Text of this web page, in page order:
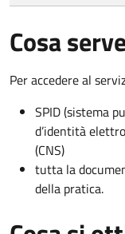
Cosa
Per accedere al
SPID (sistema
d’identità
(CNS)
tutta la
della pratica.